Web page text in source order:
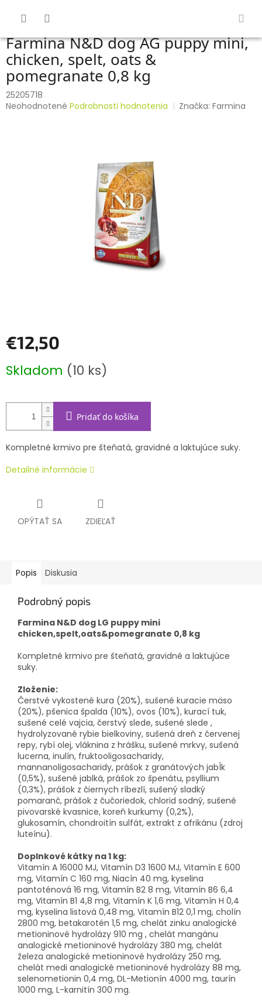
Farmina N&D dog AG puppy mini,
chicken, spelt, oats &
pomegranate 0,8 kg
25205718
Priemerné
Neohodnotené Podrobnosti hodnotenia Značka:Farmina
€12,50
cena:
Skladom (10 ks)
Pridať do košíka
Kompletné krmivo pre šteňatá, gravidné a laktujúce suky.
Detailné informácie
OPÝTAŤ SA ZDIEĽAŤ
Popis Diskusia
Podrobný popis
Farmina N&D dog LG puppy mini
chicken,spelt,oats&pomegranate 0,8 kg
Kompletné krmivo pre šteňatá, gravidné a laktujúce
suky.
Zloženie:
Čerstvé vykostené kura (20%), sušené kuracie mäso
(20%), pšenica špalda (10%), ovos (10%), kurací tuk,
sušené celé vajcia, čerstvý slede, sušené slede ,
hydrolyzované rybie bielkoviny, sušená dreň z červenej
repy, rybí olej, vláknina z hrášku, sušené mrkvy, sušená
lucerna, inulín, fruktooligosacharidy,
mannanoligosacharidy, prášok z granátových jabĺk
(0,5%), sušené jablká, prášok zo špenátu, psyllium
(0,3%), prášok z čiernych ríbezlí, sušený sladký
pomaranč, prášok z čučoriedok, chlorid sodný, sušené
pivovarské kvasnice, koreň kurkumy (0,2%),
glukosamín, chondroitín sulfát, extrakt z afrikánu (zdroj
luteínu).
Doplnkové kátky na 1 kg:
Vitamín A 16000 MJ, Vitamín D3 1600 MJ, Vitamín E 600
mg, Vitamín C 160 mg, Niacín 40 mg, kyselina
pantoténová 16 mg, Vitamín B2 8 mg, Vitamín B6 6,4
mg, Vitamín B1 4,8 mg, Vitamín K 1,6 mg, Vitamín H 0,4
mg, kyselina listová 0,48 mg, Vitamín B12 0,1 mg, cholín
2800 mg, betakarotén 1,5 mg, chelát zinku analogické
metioninové hydrolázy 910 mg , chelát mangánu
analogické metioninové hydrolázy 380 mg, chelát
železa analogické metioninové hydrolázy 250 mg,
chelát medi analogické metioninové hydrolázy 88 mg,
selenometionin 0,4 mg, DL-Metionín 4000 mg, taurín
1000 mg, L-karnitín 300 mg.